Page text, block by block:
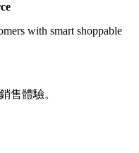
with smart shoppable
售體驗。